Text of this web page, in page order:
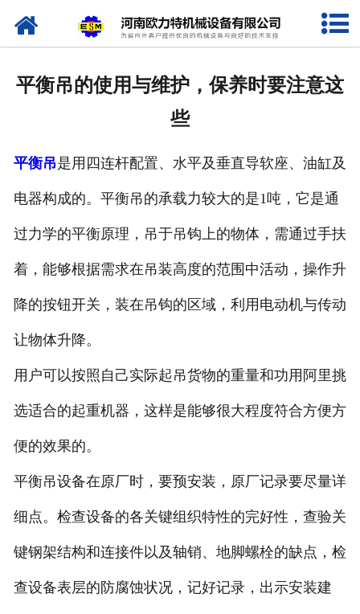
网站首页
企业相册
资质荣誉
联系我们
平衡吊的使用与维护，保养时要注意这
些
平衡吊是用四连杆配置、水平及垂直导软座、油缸及
电器构成的。平衡吊的承载力较大的是1吨，它是通
过力学的平衡原理，吊于吊钩上的物体，需通过手扶
着，能够根据需求在吊装高度的范围中活动，操作升
降的按钮开关，装在吊钩的区域，利用电动机与传动
让物体升降。
用户可以按照自己实际起吊货物的重量和功用阿里挑
选适合的起重机器，这样是能够很大程度符合方便方
便的效果的。
平衡吊设备在原厂时，要预安装，原厂记录要尽量详
细点。检查设备的各关键组织特性的完好性，查验关
键钢架结构和连接件以及轴销、地脚螺栓的缺点，检
查设备表层的防腐蚀状况，记好记录，出示安装建